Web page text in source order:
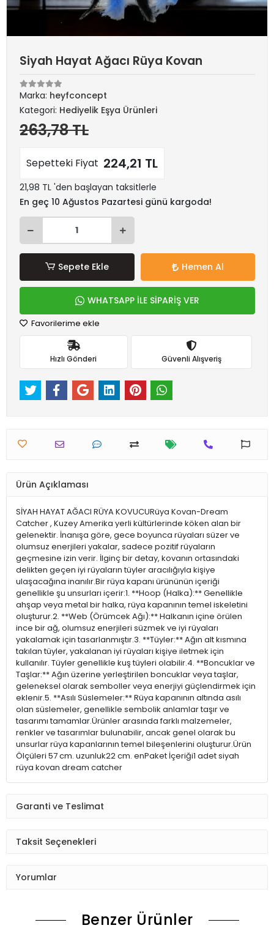
Siyah Hayat Ağacı Rüya Kovan
Marka: heyfconcept
Kategori: Hediyelik Eşya Ürünleri
263,78 TL
Sepetteki Fiyat 224,21 TL
21,98 TL 'den başlayan taksitlerle
En geç 10 Ağustos Pazartesi günü kargoda!
Sepete Ekle Hemen Al
WHATSAPP İLE SİPARİŞ VER
Favorilerime ekle
Hızlı Gönderi Güvenli Alışveriş
Ürün Açıklaması
SİYAH HAYAT AĞACI RÜYA KOVUCURüya Kovan-Dream
Catcher , Kuzey Amerika yerli kültürlerinde köken alan bir
gelenektir. İnanışa göre, gece boyunca rüyaları süzer ve
olumsuz enerjileri yakalar, sadece pozitif rüyaların
geçmesine izin verir. İlginç bir detay, kovanın ortasındaki
delikten geçen iyi rüyaların tüyler aracılığıyla kişiye
ulaşacağına inanılır.Bir rüya kapanı ürününün içeriği
genellikle şu unsurları içerir:1. **Hoop (Halka):** Genellikle
ahşap veya metal bir halka, rüya kapanının temel iskeletini
oluşturur.2. **Web (Örümcek Ağı):** Halkanın içine örülen
ince bir ağ, olumsuz enerjileri süzmek ve iyi rüyaları
yakalamak için tasarlanmıştır.3. **Tüyler:** Ağın alt kısmına
takılan tüyler, yakalanan iyi rüyaları kişiye iletmek için
kullanılır. Tüyler genellikle kuş tüyleri olabilir.4. **Boncuklar ve
Taşlar:** Ağın üzerine yerleştirilen boncuklar veya taşlar,
geleneksel olarak semboller veya enerjiyi güçlendirmek için
eklenir.5. **Asılı Süslemeler:** Rüya kapanının altında asılı
olan süslemeler, genellikle sembolik anlamlar taşır ve
tasarımı tamamlar.Ürünler arasında farklı malzemeler,
renkler ve tasarımlar bulunabilir, ancak genel olarak bu
unsurlar rüya kapanlarının temel bileşenlerini oluşturur.Ürün
Ölçüleri 57 cm. uzunluk22 cm. enPaket İçeriği1 adet siyah
rüya kovan dream catcher
Garanti ve Teslimat
Taksit Seçenekleri
Yorumlar
Benzer Ürünler